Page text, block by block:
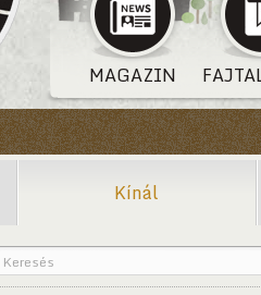
MAGAZIN
Kínál